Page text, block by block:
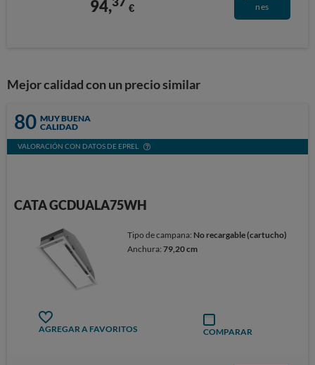
94, €
nes
Mejor calidad con un precio similar
80 MUY BUENA
CALIDAD
VALORACIÓN CON DATOS DE EPREL
CATA GCDUALA75WH
Tipo de campana: No recargable (cartucho)
Anchura:79,20 cm
AGREGAR A FAVORITOS COMPARAR